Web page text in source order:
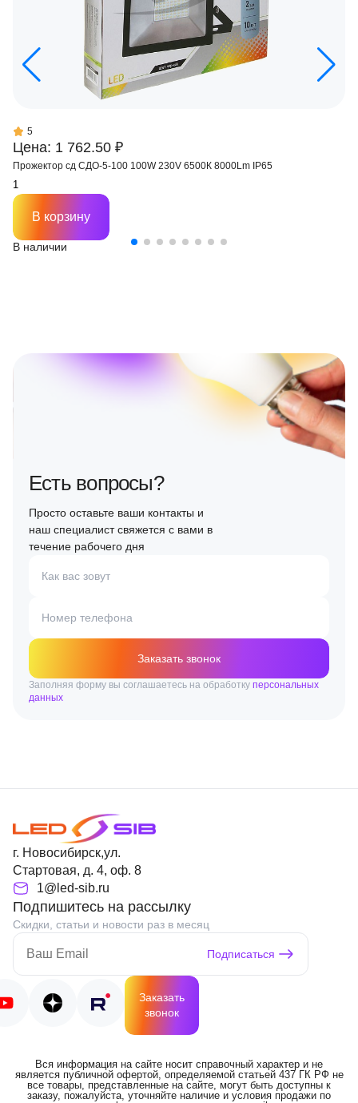
Цена: 1 762.50 ₽
5
Прожектор сд СДО-5-100 100W 230V 6500К 8000Lm IP65
В наличии
В корзину
Есть вопросы?
Просто оставьте ваши контакты и
наш специалист свяжется с вами в
течение рабочего дня
Как вас зовут
Номер телефона
Заказать звонок
Заполняя форму вы соглашаетесь на обработку персональных
данных
г. Новосибирск,ул.
Стартовая, д. 4, оф. 8
1@led-sib.ru
Подпишитесь на рассылку
Скидки, статьи и новости раз в месяц
Подписаться
Заказать
звонок
Вся информация на сайте носит справочный характер и не
является публичной офертой, определяемой статьей 437 ГК РФ не
все товары, представленные на сайте, могут быть доступны к
заказу, пожалуйста, уточняйте наличие и условия продажи по